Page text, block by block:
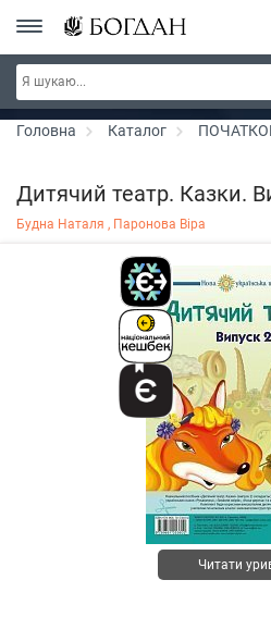
РОЗПРОДАЖ ~ 150 грн ~ 200 грн ~ 250
300 грн ~ РОЗПРОДАЖ
Головна Каталог
Дитячий театр. Казки.
Будна Наталя , Паронова Віра
Читати